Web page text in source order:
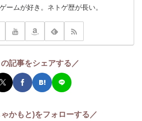
ームが好き。ネトゲ歴が長い。
の記事をシェアする／
かもと)をフォローする／